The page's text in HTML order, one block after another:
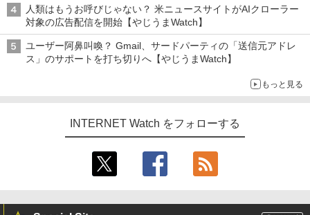
人類はもうお呼びじゃない？ 米ニュースサイトがAIクローラー
対象の広告配信を開始【やじうまWatch】
ユーザー阿鼻叫喚？ Gmail、サードパーティの「送信元アドレ
ス」のサポートを打ち切りへ【やじうまWatch】
もっと見る
INTERNET Watch をフォローする